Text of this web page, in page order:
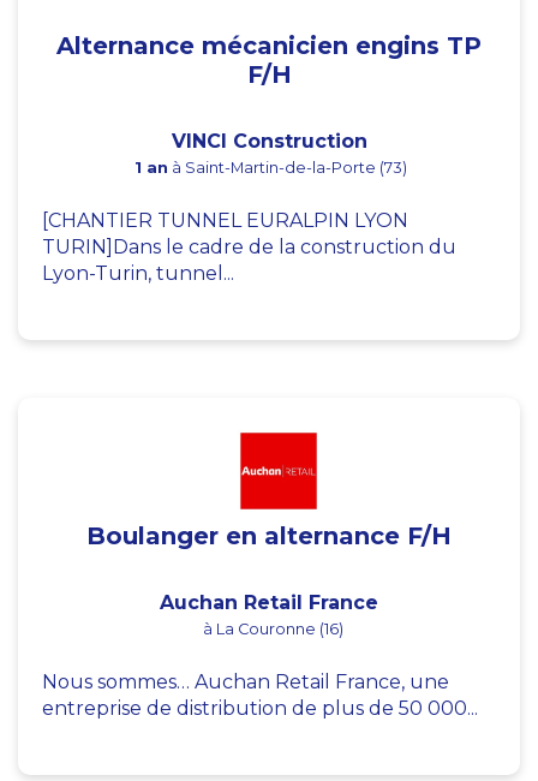
Alternance mécanicien engins TP
F/H
VINCI Construction
1 an à Saint-Martin-de-la-Porte (73)
[CHANTIER TUNNEL EURALPIN LYON
TURIN]Dans le cadre de la construction du
Lyon-Turin, tunnel...
Boulanger en alternance F/H
Auchan Retail France
à La Couronne (16)
Nous sommes… Auchan Retail France, une
entreprise de distribution de plus de 50 000...